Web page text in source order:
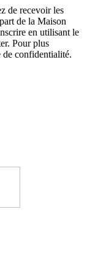
de recevoir les
de la Maison
en utilisant le
Pour plus
confidentialité.